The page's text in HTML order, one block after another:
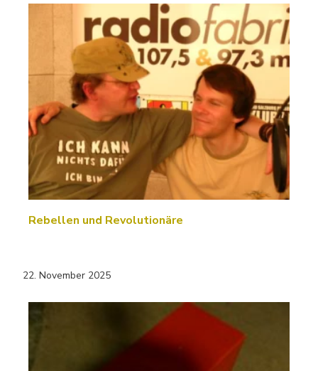
Rebellen und Revolutionäre
22. November 2025